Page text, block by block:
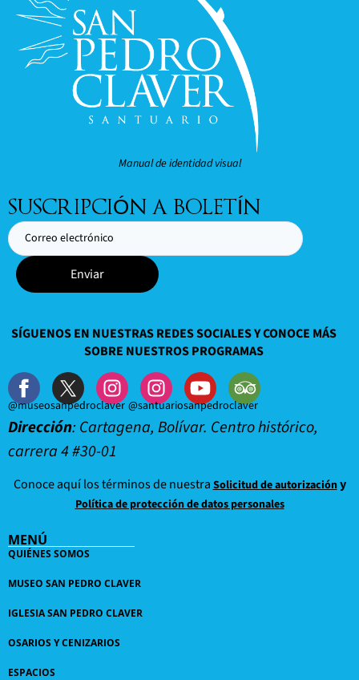
Manual de identidad visual
SUSCRIPCIÓN A BOLETÍN
Enviar
SÍGUENOS EN NUESTRAS REDES SOCIALES Y CONOCE MÁS
SOBRE NUESTROS PROGRAMAS
@museosanpedroclaver @santuariosanpedroclaver
Dirección: Cartagena, Bolívar. Centro histórico,
carrera 4 #30-01
Conoce aquí los términos de nuestraSolicitud de autorizacióny
Política de protección de datos personales
MENÚ
QUIÉNES SOMOS
MUSEO SAN PEDRO CLAVER
IGLESIA SAN PEDRO CLAVER
OSARIOS Y CENIZARIOS
ESPACIOS